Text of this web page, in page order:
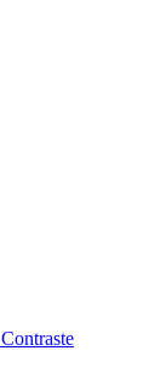
Contraste